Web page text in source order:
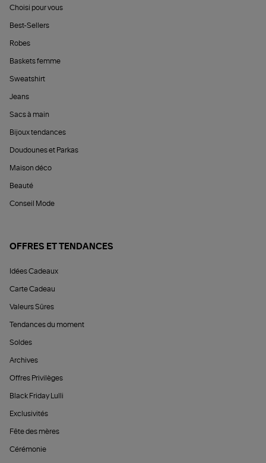
Choisi pour vous
Best-Sellers
Robes
Baskets femme
Sweatshirt
Jeans
Sacs à main
Bijoux tendances
Doudounes et Parkas
Maison déco
Beauté
Conseil Mode
OFFRES ET TENDANCES
Idées Cadeaux
Carte Cadeau
Valeurs Sûres
Tendances du moment
Soldes
Archives
Offres Privilèges
Black Friday Lulli
Exclusivités
Fête des mères
Cérémonie